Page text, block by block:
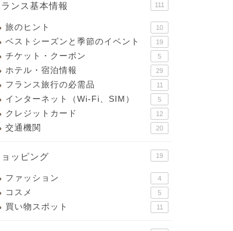
ンス基本情報 111
旅のヒント 10
ベストシーズンと季節のイベント 19
チケット・クーポン 5
ホテル・宿泊情報 29
フランス旅行の必需品 11
インターネット（Wi-Fi、SIM） 5
クレジットカード 12
交通機関 20
ッピング 19
ファッション 4
コスメ 5
買い物スポット 11